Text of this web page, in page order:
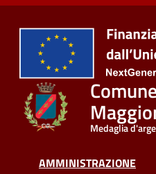
Medaglia
AMMINISTRAZIONE